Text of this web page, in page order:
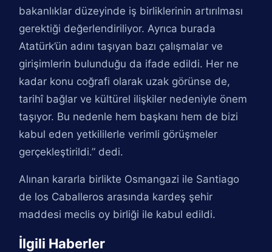
bakanlıklar düzeyinde iş birliklerinin artırılması
gerektiği değerlendiriliyor. Ayrıca burada
Atatürk’ün adını taşıyan bazı çalışmalar ve
girişimlerin bulunduğu da ifade edildi. Her ne
kadar konu coğrafi olarak uzak görünse de,
tarihî bağlar ve kültürel ilişkiler nedeniyle önem
taşıyor. Bu nedenle hem başkanı hem de bizi
kabul eden yetkililerle verimli görüşmeler
gerçekleştirildi.” dedi.
Alınan kararla birlikte Osmangazi ile Santiago
de los Caballeros arasında kardeş şehir
maddesi meclis oy birliği ile kabul edildi.
İlgili Haberler